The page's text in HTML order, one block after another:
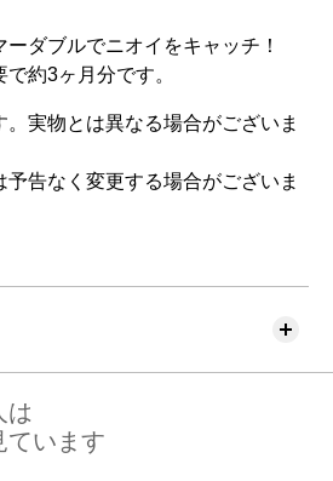
ダブルでニオイをキャッチ！
約3ヶ月分です。
実物とは異なる場合がございま
告なく変更する場合がございま
は
ています